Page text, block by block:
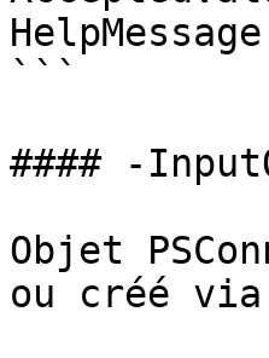
```
#### -
Objet
ou créé via